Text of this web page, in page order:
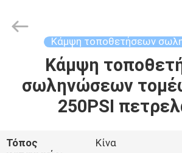
ΑΡΧΙΚΉ
ΣΕΛΊΔΑ
Ltd..
Κάμψη τοποθετήσεων
Κάμψη
σωληνώσεων
250PSI
Τόπος
Κίνα